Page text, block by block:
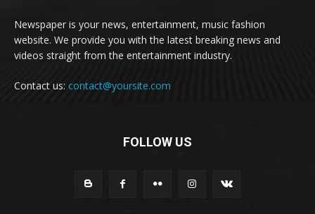
Newspaper is your news, entertainment, music fashion
website. We provide you with the latest breaking news and
videos straight from the entertainment industry.
Contact us: contact@yoursite.com
FOLLOW US